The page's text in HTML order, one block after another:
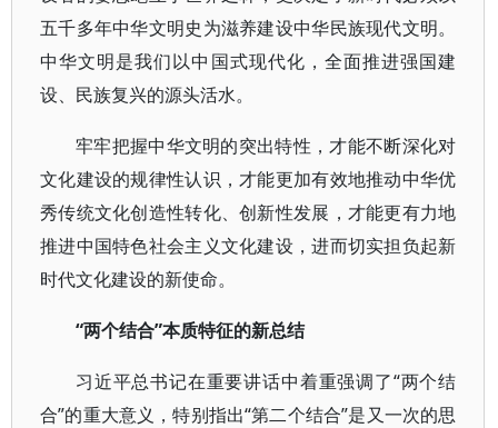
五千多年中华文明史为滋养建设中华民族现代文明。
中华文明是我们以中国式现代化，全面推进强国建
设、民族复兴的源头活水。
牢牢把握中华文明的突出特性，才能不断深化对
文化建设的规律性认识，才能更加有效地推动中华优
秀传统文化创造性转化、创新性发展，才能更有力地
推进中国特色社会主义文化建设，进而切实担负起新
时代文化建设的新使命。
“两个结合”本质特征的新总结
习近平总书记在重要讲话中着重强调了“两个结
合”的重大意义，特别指出“第二个结合”是又一次的思